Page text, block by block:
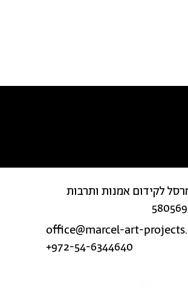
לקידום אמנות ותרבות
office@marcel-art-
+972-54-6344640